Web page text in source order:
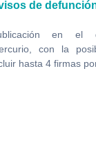
ardiente
de velación
asegura una
de tu